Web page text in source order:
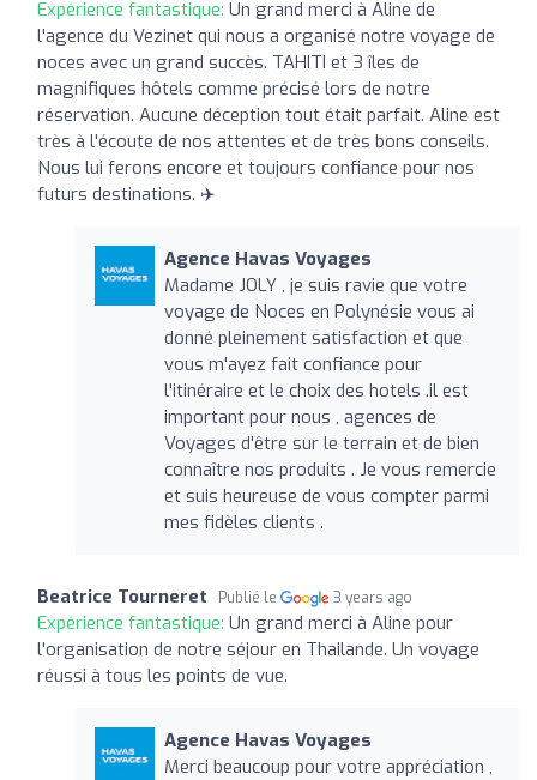
Expérience fantastique: Un grand merci à Aline de
l'agence du Vezinet qui nous a organisé notre voyage de
noces avec un grand succès. TAHITI et 3 îles de
magnifiques hôtels comme précisé lors de notre
réservation. Aucune déception tout était parfait. Aline est
très à l'écoute de nos attentes et de très bons conseils.
Nous lui ferons encore et toujours confiance pour nos
futurs destinations. ✈️
Agence Havas Voyages
Madame JOLY , je suis ravie que votre
voyage de Noces en Polynésie vous ai
donné pleinement satisfaction et que
vous m'ayez fait confiance pour
l'itinéraire et le choix des hotels .il est
important pour nous , agences de
Voyages d'être sur le terrain et de bien
connaître nos produits . Je vous remercie
et suis heureuse de vous compter parmi
mes fidèles clients .
Beatrice Tourneret Publié le 3 years ago
Expérience fantastique: Un grand merci à Aline pour
l'organisation de notre séjour en Thailande. Un voyage
réussi à tous les points de vue.
Agence Havas Voyages
Merci beaucoup pour votre appréciation ,